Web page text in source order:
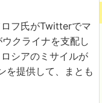
フ氏がTwitterでマ
クライナを支配し
シアのミサイルが
を提供して、まとも